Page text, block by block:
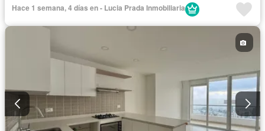
Hace 1 semana, 4 días en - Lucia Prada Inmobiliaria